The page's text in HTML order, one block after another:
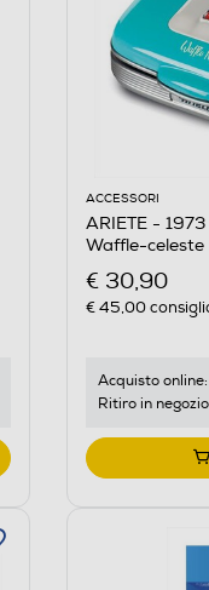
ACCESSORI
ARIETE -
Waffle-celeste
€ 30,90
€ 45,00
Acquisto online:
Ritiro in